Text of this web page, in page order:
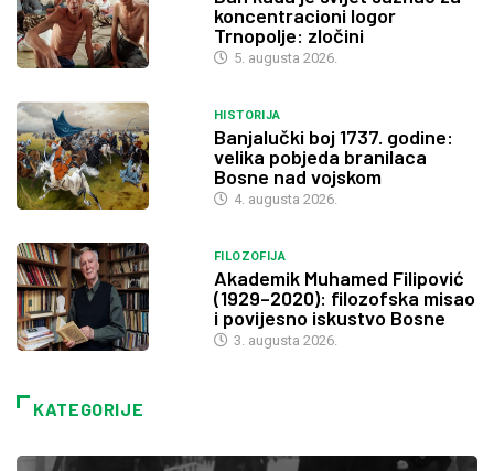
koncentracioni logor
Trnopolje: zločini
5. augusta 2026.
HISTORIJA
Banjalučki boj 1737. godine:
velika pobjeda branilaca
Bosne nad vojskom
4. augusta 2026.
FILOZOFIJA
Akademik Muhamed Filipović
(1929–2020): filozofska misao
i povijesno iskustvo Bosne
3. augusta 2026.
KATEGORIJE